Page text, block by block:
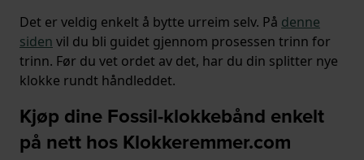
Det er veldig enkelt å bytte urreim selv. På denne
siden vil du bli guidet gjennom prosessen trinn for
trinn. Før du vet ordet av det, har du din splitter nye
klokke rundt håndleddet.
Kjøp dine Fossil-klokkebånd enkelt
på nett hos Klokkeremmer.com